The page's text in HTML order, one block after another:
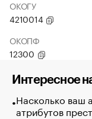
ОКОГУ
4210014
ОКОПФ
12300
Интересное
Насколько ваш
атрибутов